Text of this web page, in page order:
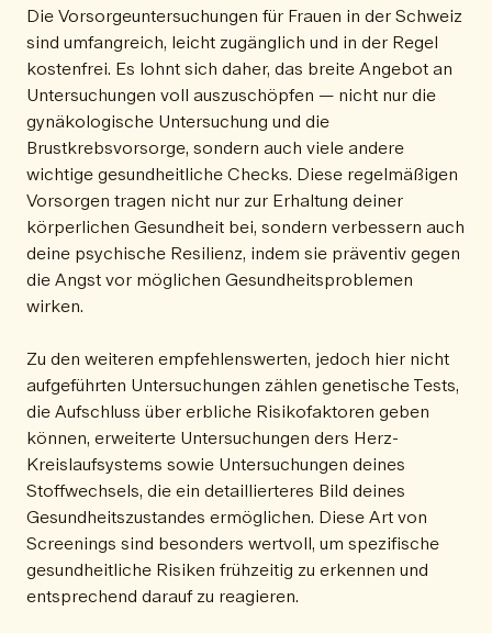
Die Vorsorgeuntersuchungen für Frauen in der Schweiz
sind umfangreich, leicht zugänglich und in der Regel
kostenfrei. Es lohnt sich daher, das breite Angebot an
Untersuchungen voll auszuschöpfen — nicht nur die
gynäkologische Untersuchung und die
Brustkrebsvorsorge, sondern auch viele andere
wichtige gesundheitliche Checks. Diese regelmäßigen
Vorsorgen tragen nicht nur zur Erhaltung deiner
körperlichen Gesundheit bei, sondern verbessern auch
deine psychische Resilienz, indem sie präventiv gegen
die Angst vor möglichen Gesundheitsproblemen
wirken.
Zu den weiteren empfehlenswerten, jedoch hier nicht
aufgeführten Untersuchungen zählen genetische Tests,
die Aufschluss über erbliche Risikofaktoren geben
können, erweiterte Untersuchungen ders Herz-
Kreislaufsystems sowie Untersuchungen deines
Stoffwechsels, die ein detaillierteres Bild deines
Gesundheitszustandes ermöglichen. Diese Art von
Screenings sind besonders wertvoll, um spezifische
gesundheitliche Risiken frühzeitig zu erkennen und
entsprechend darauf zu reagieren.